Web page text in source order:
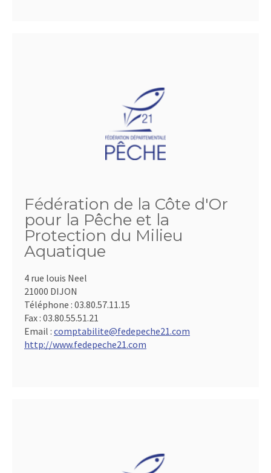
Fédération de la Côte d'Or
pour la Pêche et la
Protection du Milieu
Aquatique
4 rue louis Neel
21000 DIJON
Téléphone : 03.80.57.11.15
Fax : 03.80.55.51.21
Email : comptabilite@fedepeche21.com
http://www.fedepeche21.com